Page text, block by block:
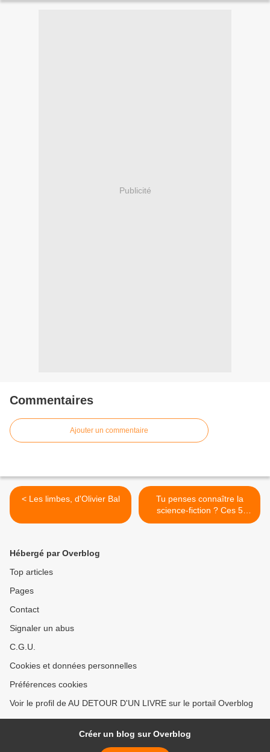
Publicité
Commentaires
Ajouter un commentaire
< Les limbes, d'Olivier Bal
Tu penses connaître la
science-fiction ? Ces 5
romans allemands de SF
Hébergé par Overblog
Top articles
Pages
Contact
Signaler un abus
C.G.U.
Cookies et données personnelles
Préférences cookies
Voir le profil de AU DETOUR D'UN LIVRE sur le portail Overblog
Créer un blog sur Overblog